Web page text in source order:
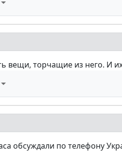
вещи, торчащие из него. И
обсуждали по телефону